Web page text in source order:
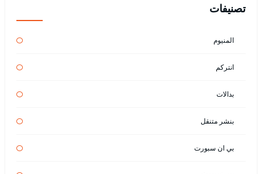
تصنيفات
المنيوم
انتركم
بدالات
بنشر متنقل
بي ان سبورت